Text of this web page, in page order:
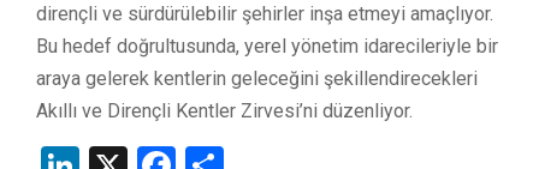
dirençli ve sürdürülebilir şehirler inşa etmeyi amaçlıyor.
Bu hedef doğrultusunda, yerel yönetim idarecileriyle bir
araya gelerek kentlerin geleceğini şekillendirecekleri
Akıllı ve Dirençli Kentler Zirvesi’ni düzenliyor.